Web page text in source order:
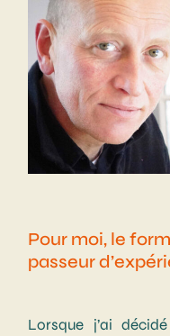
Pour moi, le
passeur
Lorsque j’ai